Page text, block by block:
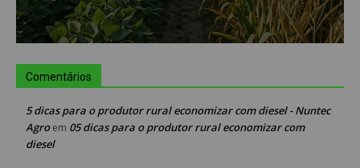
Comentários
5 dicas para o produtor rural economizar com diesel - Nuntec
Agroem 05 dicas para o produtor rural economizar com
diesel